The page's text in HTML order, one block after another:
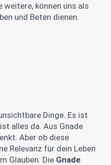
weitere, können uns als
und Beten dienen.
Dinge. Es ist
alles da. Aus Gnade
Aber ob diese
Relevanz für dein Leben
Glauben. Die Gnade